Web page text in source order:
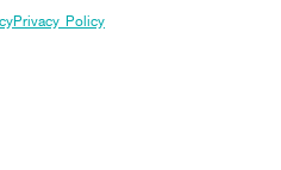
Privacy Policy